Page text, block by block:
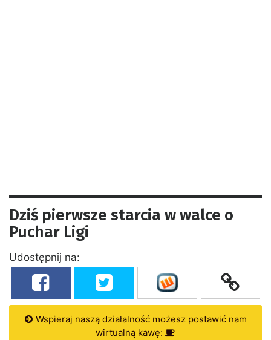
Dziś pierwsze starcia w walce o
Puchar Ligi
Udostępnij na:
Wspieraj naszą działalność możesz postawić nam
wirtualną kawę: